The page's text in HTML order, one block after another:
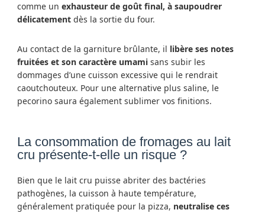
comme un exhausteur de goût final, à saupoudrer
délicatementdès la sortie du four.
Au contact de la garniture brûlante, il libère ses notes
fruitées et son caractère umamisans subir les
dommages d’une cuisson excessive qui le rendrait
caoutchouteux. Pour une alternative plus saline, le
pecorino saura également sublimer vos finitions.
La consommation de fromages au lait
cru présente-t-elle un risque ?
Bien que le lait cru puisse abriter des bactéries
pathogènes, la cuisson à haute température,
généralement pratiquée pour la pizza, neutralise ces